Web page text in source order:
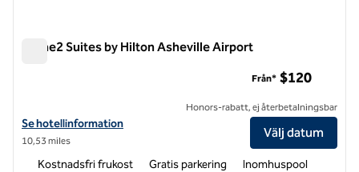
Home2 Suites by Hilton Asheville Airport
Visa hotelluppgifter för Home2 Suites by Hilton Asheville Airport
Se hotellinformation
10,53 miles
Från* $120
Honors-rabatt, ej återbetalningsbar
Välj datum
Kostnadsfri frukost Gratis parkering Inomhuspool